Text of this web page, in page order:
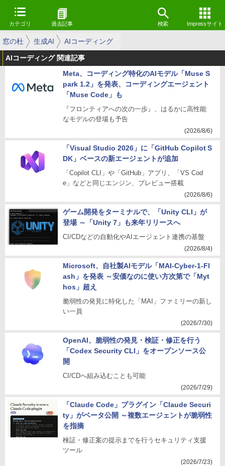
カテゴリ 過去記事 検索 Impressサイト
窓の杜 生成AI AIコーディング
AIコーディング 関連記事
Meta、コーディング特化のAIモデル「Muse S
park 1.2」を発表、コーディングエージェント
「Muse Code」も
『フロンティアへの次の一歩』、はるかに高性能
なモデルの登場も予告
(2026/8/6)
「Visual Studio 2026」に「GitHub Copilot S
DK」ベースの新エージェントが追加
「Copilot CLI」や「GitHub」アプリ、「VS Cod
e」などと同じエンジン、プレビュー搭載
(2026/8/6)
ゲーム開発をターミナルで、「Unity CLI」が
登場 ～「Unity 7」も来年リリースへ
CI/CDなどの自動化やAIエージェント連携の基盤
(2026/8/4)
Microsoft、自社製AIモデル「MAI-Cyber-1-Fl
ash」を発表 ～安価なのに使い方次第で「Myt
hos」超え
脆弱性の発見に特化した「MAI」ファミリーの新し
い一員
(2026/7/30)
OpenAI、脆弱性の発見・検証・修正を行う
「Codex Security CLI」をオープンソース公
開
CI/CDへ組み込むことも可能
(2026/7/29)
「Claude Code」プラグイン「Claude Securi
ty」がベータ公開 ～複数エージェントが脆弱性
を指摘
検証・修正案の提示までを行うセキュリティ支援
ツール
(2026/7/23)